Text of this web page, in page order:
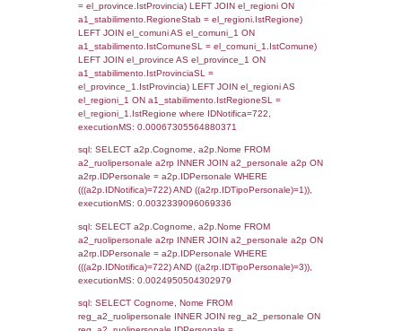
Debug
sql: SELECT COUNT(*) FROM `userlevels`
`userlevelid` = -2, executionMS:
sql: SELECT `userlevelid`, `userlevelname`
`userlevels`, executionMS:
sql: SELECT COUNT(*) FROM
WHERE `userlevelid` = -2, executionMS:
0.00018596649169922
sql: SELECT `tablename`, `userlevelid`,
`userlevelpermissions` WHERE `userlevelid`
executionMS: 0.00092101097106934